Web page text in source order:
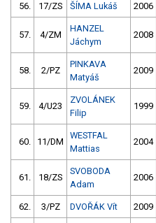
56. 17/ZS ŠÍMA Lukáš 2006
57. 4/ZM
HANZEL
Jáchym
2008
58. 2/PZ
PINKAVA
Matyáš
2009
59. 4/U23
ZVOLÁNEK
Filip
1999
60. 11/DM
WESTFAL
Mattias
2004
61. 18/ZS
SVOBODA
Adam
2006
62. 3/PZ DVOŘÁK Vít 2009